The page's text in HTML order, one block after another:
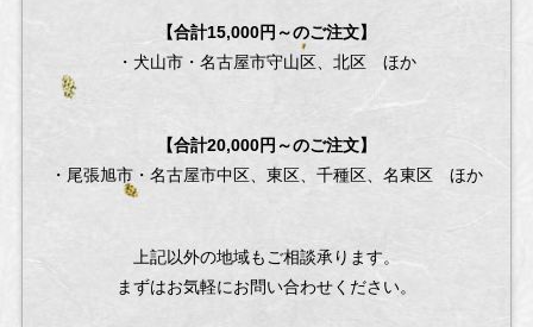
【合計15,000円～のご注文】
・犬山市・名古屋市守山区、北区 ほか
【合計20,000円～のご注文】
・尾張旭市・名古屋市中区、東区、千種区、名東区 ほか
上記以外の地域もご相談承ります。
まずはお気軽にお問い合わせください。